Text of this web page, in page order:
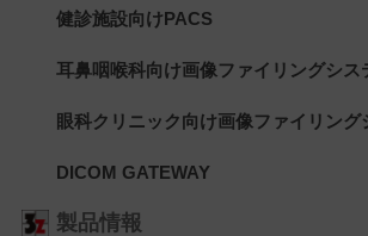
健診施設向けPACS
耳鼻咽喉科向け画像ファイリングシス
眼科クリニック向け画像ファイリング
DICOM GATEWAY
製品情報